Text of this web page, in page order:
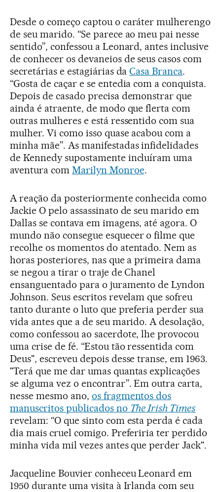
Desde o começo captou o caráter mulherengo
de seu marido. “Se parece ao meu pai nesse
sentido”, confessou a Leonard, antes inclusive
de conhecer os devaneios de seus casos com
secretárias e estagiárias daCasa Branca.
“Gosta de caçar e se entedia com a conquista.
Depois de casado precisa demonstrar que
ainda é atraente, de modo que flerta com
outras mulheres e está ressentido com sua
mulher. Vi como isso quase acabou com a
minha mãe”. As manifestadas infidelidades
de Kennedy supostamente incluíram uma
aventura com Marilyn Monroe.
A reação da posteriormente conhecida como
Jackie O pelo assassinato de seu marido em
Dallas se contava em imagens, até agora. O
mundo não consegue esquecer o filme que
recolhe os momentos do atentado. Nem as
horas posteriores, nas que a primeira dama
se negou a tirar o traje de Chanel
ensanguentado para o juramento de Lyndon
Johnson. Seus escritos revelam que sofreu
tanto durante o luto que preferia perder sua
vida antes que a de seu marido. A desolação,
como confessou ao sacerdote, lhe provocou
uma crise de fé. “Estou tão ressentida com
Deus", escreveu depois desse transe, em 1963.
"Terá que me dar umas quantas explicações
se alguma vez o encontrar”. Em outra carta,
nesse mesmo ano, os fragmentos dos
manuscritos publicados no The Irish Times
revelam: “O que sinto com esta perda é cada
dia mais cruel comigo. Preferiria ter perdido
minha vida mil vezes antes que perder Jack".
Jacqueline Bouvier conheceu Leonard em
1950 durante uma visita à Irlanda com seu